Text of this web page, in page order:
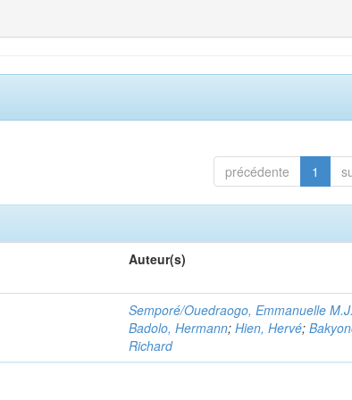
précédente 1
Auteur(s)
Semporé/Ouedraogo, Emmanuelle
Badolo, Hermann;Hien, Hervé;
Richard